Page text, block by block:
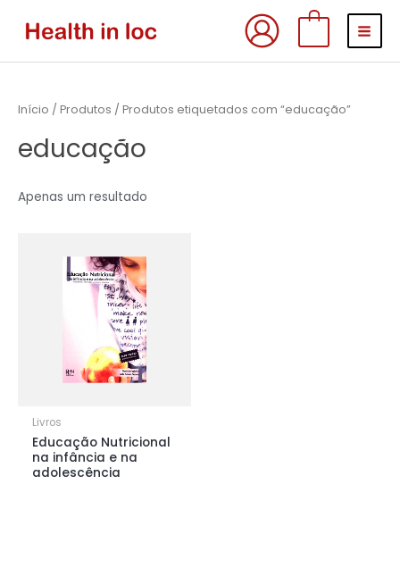
Início / Produtos / Produtos etiquetados com “educação”
educação
Apenas um resultado
Livros
Educação Nutricional
na infância e na
adolescência